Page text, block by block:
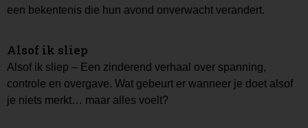
een bekentenis die hun avond onverwacht verandert.
Alsof ik sliep
Alsof ik sliep – Een zinderend verhaal over spanning,
controle en overgave. Wat gebeurt er wanneer je doet alsof
je niets merkt… maar alles voelt?